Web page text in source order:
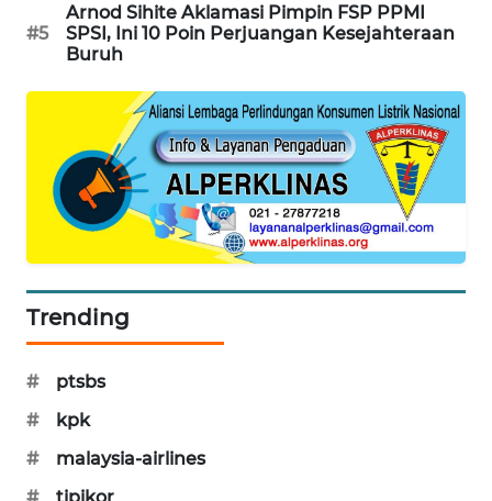
#5
Arnod Sihite Aklamasi Pimpin FSP PPMI
SPSI, Ini 10 Poin Perjuangan Kesejahteraan
Buruh
Trending
#
ptsbs
#
kpk
#
malaysia-airlines
PLN
WATCH
LPKKI
LKKI
KOPEKLIN
PORTAL
KONSUMEN
FORWAMKI
ALPERKLINAS